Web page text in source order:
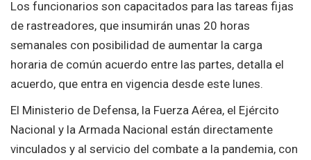
Los funcionarios son capacitados para las tareas fijas
de rastreadores, que insumirán unas 20 horas
semanales con posibilidad de aumentar la carga
horaria de común acuerdo entre las partes, detalla el
acuerdo, que entra en vigencia desde este lunes.
El Ministerio de Defensa, la Fuerza Aérea, el Ejército
Nacional y la Armada Nacional están directamente
vinculados y al servicio del combate a la pandemia, con